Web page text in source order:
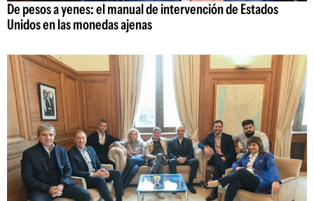
De pesos a yenes: el manual de intervención de Estados
Unidos en las monedas ajenas